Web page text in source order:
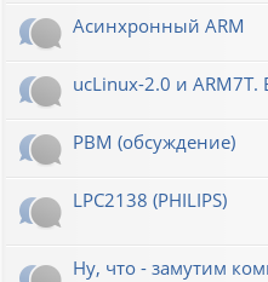
Асинхронный ARM
ucLinux-2.0 и ARM7T.
РВМ (обсуждение)
LPC2138 (PHILIPS)
Ну, что - замутим